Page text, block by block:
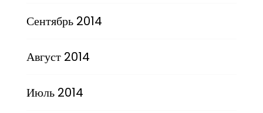
Сентябрь 2014
Август 2014
Июль 2014